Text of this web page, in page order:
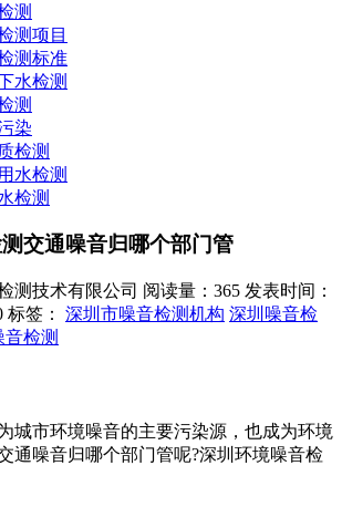
测
测项目
测标准
水检测
测
染
检测
水检测
检测
交通噪音归哪个部门管
测技术有限公司 阅读量：365 发表时间：
标签： 深圳市噪音检测机构 深圳噪音检
音检测
城市环境噪音的主要污染源，也成为环境
通噪音归哪个部门管呢?深圳环境噪音检